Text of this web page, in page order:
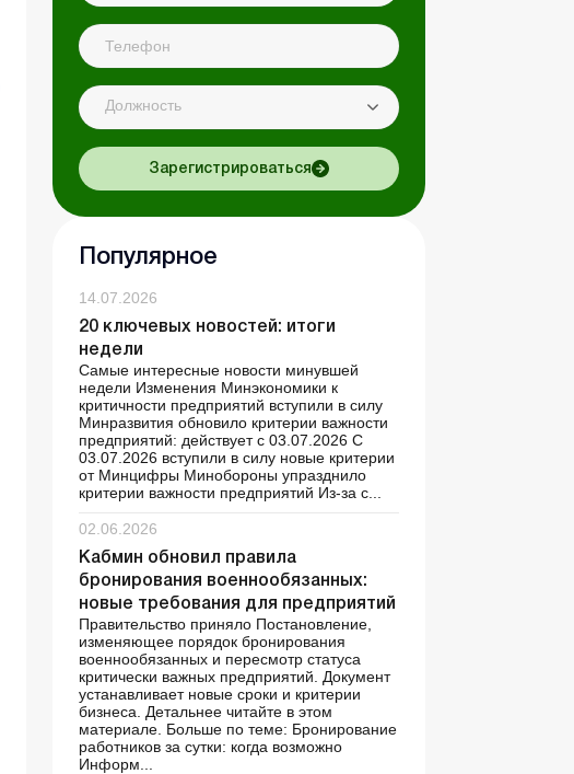
Должность
Зарегистрироваться
Популярное
14.07.2026
20 ключевых новостей: итоги
недели
Самые интересные новости минувшей
недели Изменения Минэкономики к
критичности предприятий вступили в силу
Минразвития обновило критерии важности
предприятий: действует с 03.07.2026 С
03.07.2026 вступили в силу новые критерии
от Минцифры Минобороны упразднило
критерии важности предприятий Из-за с...
02.06.2026
Кабмин обновил правила
бронирования военнообязанных:
новые требования для предприятий
Правительство приняло Постановление,
изменяющее порядок бронирования
военнообязанных и пересмотр статуса
критически важных предприятий. Документ
устанавливает новые сроки и критерии
бизнеса. Детальнее читайте в этом
материале. Больше по теме: Бронирование
работников за сутки: когда возможно
Информ...